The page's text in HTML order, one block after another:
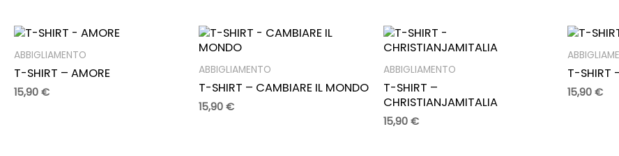
ABBIGLIAMENTO
T-SHIRT – AMORE
15,90 €
ABBIGLIAMENTO
T-SHIRT – CAMBIARE IL MONDO
15,90 €
ABBIGLIAMENTO
T-SHIRT –
CHRISTIANJAMITALIA
15,90 €
T-SHIRT
15,90€